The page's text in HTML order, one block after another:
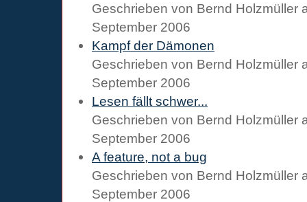
Geschrieben von Bernd Holzmüller
September 2006
Kampf der Dämonen
Geschrieben von Bernd Holzmüller
September 2006
Lesen fällt schwer...
Geschrieben von Bernd Holzmüller
September 2006
A feature, not a bug
Geschrieben von Bernd Holzmüller
September 2006